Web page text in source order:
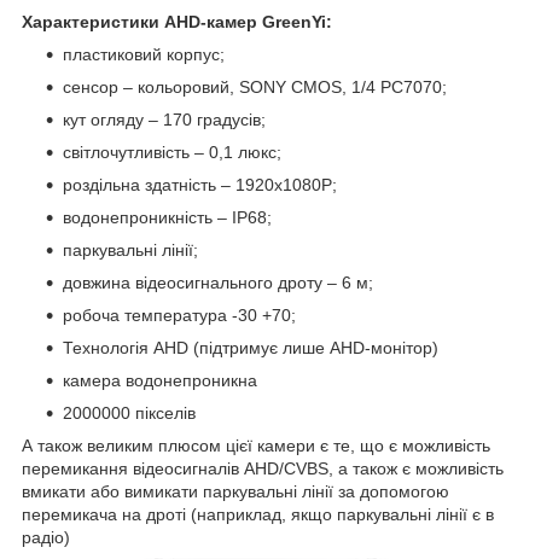
Характеристики AHD-камер GreenYi:
пластиковий корпус;
сенсор – кольоровий, SONY CMOS, 1/4 PC7070;
кут огляду – 170 градусів;
світлочутливість – 0,1 люкс;
роздільна здатність – 1920x1080P;
водонепроникність – IP68;
паркувальні лінії;
довжина відеосигнального дроту – 6 м;
робоча температура -30 +70;
Технологія AHD (підтримує лише AHD-монітор)
камера водонепроникна
2000000 пікселів
А також великим плюсом цієї камери є те, що є можливість
перемикання відеосигналів AHD/CVBS, а також є можливість
вмикати або вимикати паркувальні лінії за допомогою
перемикача на дроті (наприклад, якщо паркувальні лінії є в
радіо)